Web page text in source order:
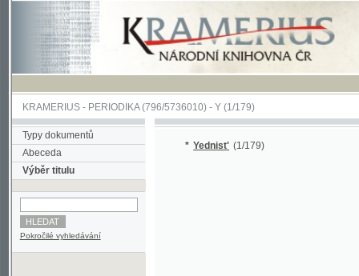
KRAMERIUS-PERIODIKA(796/5736010) -Y(1/179)
Typy dokumentů
Abeceda
Výběr titulu
Pokročilé vyhledávání